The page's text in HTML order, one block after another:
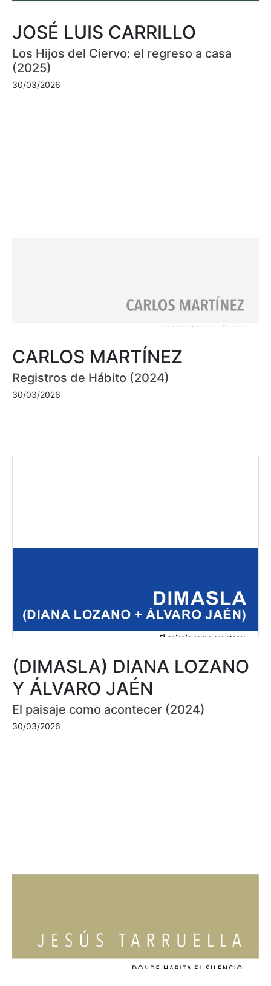
JOSÉ LUIS CARRILLO
Los Hijos del Ciervo: el regreso a casa
(2025)
30/03/2026
CARLOS MARTÍNEZ
Registros de Hábito (2024)
30/03/2026
(DIMASLA) DIANA LOZANO
Y ÁLVARO JAÉN
El paisaje como acontecer (2024)
30/03/2026